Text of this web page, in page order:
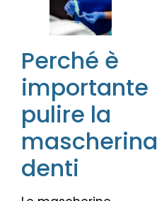
Perché è
importante
pulire la
mascherina
denti